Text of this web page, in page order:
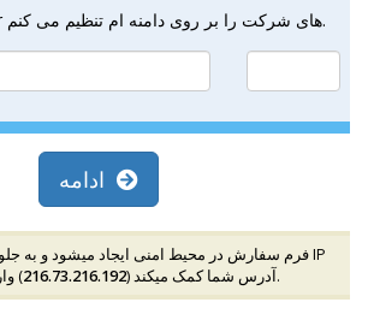
NameServer های شرکت را بر روی دامنه ام تنظیم می کنم.
آدرس شما کمک میکند (216.73.216.192 ) وارد شده است.